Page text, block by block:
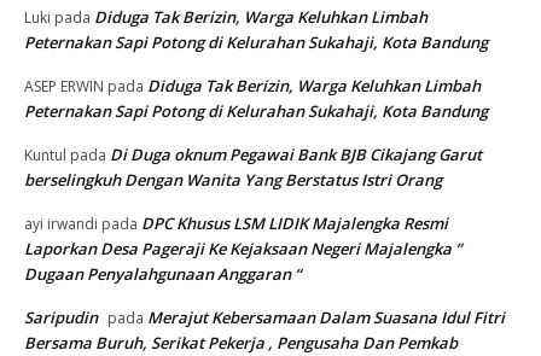
Luki pada Diduga Tak Berizin, Warga Keluhkan Limbah
Peternakan Sapi Potong di Kelurahan Sukahaji, Kota Bandung
ASEP ERWIN pada Diduga Tak Berizin, Warga Keluhkan Limbah
Peternakan Sapi Potong di Kelurahan Sukahaji, Kota Bandung
Kuntul pada Di Duga oknum Pegawai Bank BJB Cikajang Garut
berselingkuh Dengan Wanita Yang Berstatus Istri Orang
ayi irwandi pada DPC Khusus LSM LIDIK Majalengka Resmi
Laporkan Desa Pageraji Ke Kejaksaan Negeri Majalengka ”
Dugaan Penyalahgunaan Anggaran “
Saripudin pada Merajut Kebersamaan Dalam Suasana Idul Fitri
Bersama Buruh, Serikat Pekerja , Pengusaha Dan Pemkab